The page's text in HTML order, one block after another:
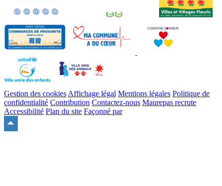
Gestion des cookies Affichage légal Mentions légales Politique de
confidentialité Contribution Contactez-nous Maurepas recrute
Accessibilité Plan du site Façonné par